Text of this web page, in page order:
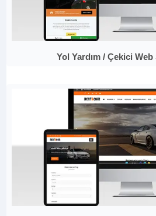
Yol Yardım / Çekici